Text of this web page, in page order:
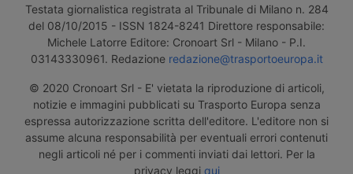
Testata giornalistica registrata al Tribunale di Milano n. 284
del 08/10/2015 - ISSN 1824-8241 Direttore responsabile:
Michele Latorre Editore: Cronoart Srl - Milano - P.I.
03143330961. Redazione redazione@trasportoeuropa.it
© 2020 Cronoart Srl - E' vietata la riproduzione di articoli,
notizie e immagini pubblicati su Trasporto Europa senza
espressa autorizzazione scritta dell'editore. L'editore non si
assume alcuna responsabilità per eventuali errori contenuti
negli articoli né per i commenti inviati dai lettori. Per la
privacy leggi qui